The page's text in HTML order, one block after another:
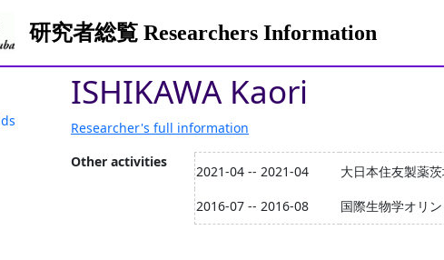
研究者総覧 Researchers Information
ISHIKAWA Kaori
Researcher's full information
Other activities
2021-04 -- 2021-04
大日本住友製薬
2016-07 -- 2016-08
国際生物学オリ